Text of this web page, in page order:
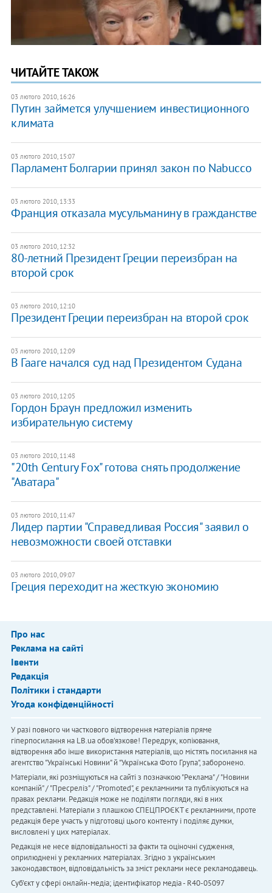
ЧИТАЙТЕ ТАКОЖ
03 лютого 2010, 16:26
Путин займется улучшением инвестиционного
климата
03 лютого 2010, 15:07
Парламент Болгарии принял закон по Nabucco
03 лютого 2010, 13:33
Франция отказала мусульманину в гражданстве
03 лютого 2010, 12:32
80-летний Президент Греции переизбран на
второй срок
03 лютого 2010, 12:10
Президент Греции переизбран на второй срок
03 лютого 2010, 12:09
В Гааге начался суд над Президентом Судана
03 лютого 2010, 12:05
Гордон Браун предложил изменить
избирательную систему
03 лютого 2010, 11:48
"20th Century Fox" готова снять продолжение
"Аватара"
03 лютого 2010, 11:47
Лидер партии "Справедливая Россия" заявил о
невозможности своей отставки
03 лютого 2010, 09:07
Греция переходит на жесткую экономию
Про нас
Реклама на сайті
Івенти
Редакція
Політики і стандарти
Угода конфіденційності
У разі повного чи часткового відтворення матеріалів пряме
гіперпосилання на LB.ua обов'язкове! Передрук, копіювання,
відтворення або інше використання матеріалів, що містять посилання на
агентство "Українськi Новини" й "Українська Фото Група", заборонено.
Матеріали, які розміщуються на сайті з позначкою "Реклама" / "Новини
компаній" / "Пресреліз" / "Promoted", є рекламними та публікуються на
правах реклами. Редакція може не поділяти погляди, які в них
представлені. Матеріали з плашкою СПЕЦПРОЄКТ є рекламними, проте
редакція бере участь у підготовці цього контенту і поділяє думки,
висловлені у цих матеріалах.
Редакція не несе відповідальності за факти та оціночні судження,
оприлюднені у рекламних матеріалах. Згідно з українським
законодавством, відповідальність за зміст реклами несе рекламодавець.
Cуб'єкт у сфері онлайн-медіа; ідентифікатор медіа - R40-05097